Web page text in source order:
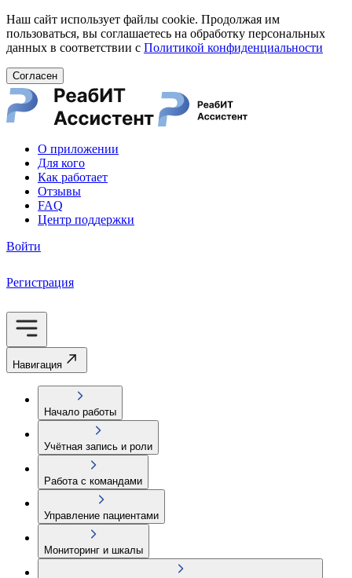
Наш сайт использует файлы cookie. Продолжая им
пользоваться, вы соглашаетесь на обработку персональных
данных в соответствии с Политикой конфиденциальности
Согласен
О приложении
Для кого
Как работает
Отзывы
FAQ
Центр поддержки
Войти
Регистрация
Навигация
Начало работы
Учётная запись и роли
Работа с командами
Управление пациентами
Мониторинг и шкалы